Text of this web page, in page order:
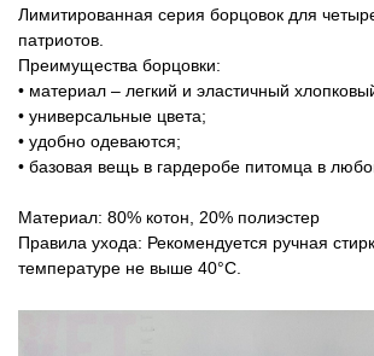
Лимитированная серия борцовок для
патриотов.
Преимущества борцовки:
• материал – легкий и эластичный
• универсальные цвета;
• удобно одеваются;
• базовая вещь в гардеробе питомца в
Материал: 80% котон, 20% полиэстер
Правила ухода: Рекомендуется ручная
температуре не выше 40°C.
Товары для лошадей
Товары для людей
Хозряд - хозтовары оптом
Архив / Снято с производства